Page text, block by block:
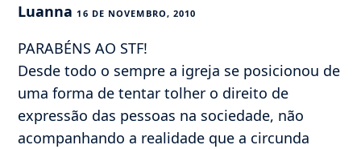
Luanna16 DE NOVEMBRO, 2010
PARABÉNS AO STF!
Desde todo o sempre a igreja se posicionou de
uma forma de tentar tolher o direito de
expressão das pessoas na sociedade, não
acompanhando a realidade que a circunda